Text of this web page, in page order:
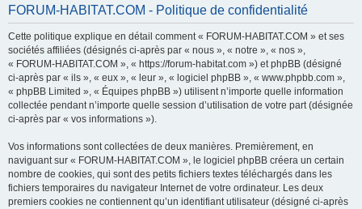
FORUM-HABITAT.COM - Politique de confidentialité
Cette politique explique en détail comment « FORUM-HABITAT.COM » et ses
sociétés affiliées (désignés ci-après par « nous », « notre », « nos »,
« FORUM-HABITAT.COM », « https://forum-habitat.com ») et phpBB (désigné
ci-après par « ils », « eux », « leur », « logiciel phpBB », « www.phpbb.com »,
« phpBB Limited », « Équipes phpBB ») utilisent n’importe quelle information
collectée pendant n’importe quelle session d’utilisation de votre part (désignée
ci-après par « vos informations »).
Vos informations sont collectées de deux manières. Premièrement, en
naviguant sur « FORUM-HABITAT.COM », le logiciel phpBB créera un certain
nombre de cookies, qui sont des petits fichiers textes téléchargés dans les
fichiers temporaires du navigateur Internet de votre ordinateur. Les deux
premiers cookies ne contiennent qu’un identifiant utilisateur (désigné ci-après